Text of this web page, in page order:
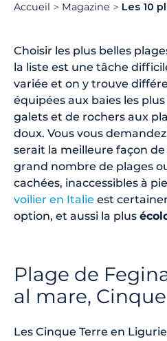
Accueil Magazine Les 10
Choisir les plus belles
la liste est une tâche
variée et on y trouve
équipées aux baies les
galets et de rochers aux
doux. Vous vous
serait la meilleure façon
grand nombre de plages
cachées, inaccessibles à
voilier en Italie est
option, et aussi la plus
Plage de
al mare,
Les Cinque Terre en